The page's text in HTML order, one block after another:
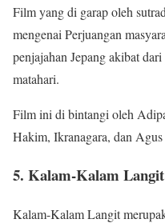
Film yang di garap oleh
mengenai Perjuangan
penjajahan Jepang akibat
matahari.
Film ini di bintangi oleh
Hakim, Ikranagara, dan
5. Kalam-Kalam
Kalam-Kalam Langit